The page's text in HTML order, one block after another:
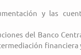
y las
del Banco